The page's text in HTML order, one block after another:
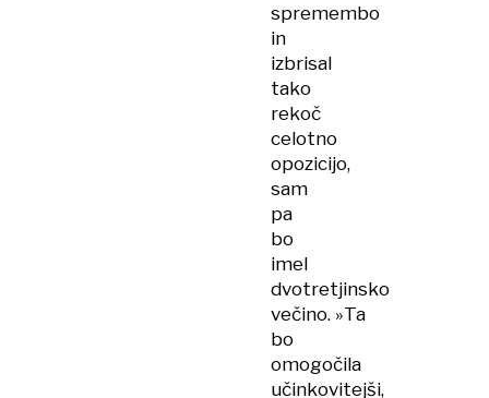
spremembo
in
izbrisal
tako
rekoč
celotno
opozicijo,
sam
pa
bo
imel
dvotretjinsko
večino. »Ta
bo
omogočila
učinkovitejši,